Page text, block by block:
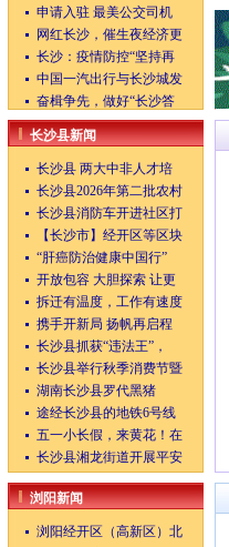
申请入驻 最美公交司机
网红长沙，催生夜经济更
长沙：疫情防控“坚持再
中国一汽出行与长沙城发
奋楫争先，做好“长沙答
长沙县新闻
长沙县 两大中非人才培
长沙县2026年第二批农村
长沙县消防车开进社区打
【长沙市】经开区等区块
“肝癌防治健康中国行”
开放包容 大胆探索 让更
拆迁有温度，工作有速度
携手开新局 扬帆再启程
长沙县抓获“违法王”，
长沙县举行秋季消费节暨
湖南长沙县罗代黑猪
途经长沙县的地铁6号线
五一小长假，来黄花！在
长沙县湘龙街道开展平安
浏阳新闻
浏阳经开区（高新区）北